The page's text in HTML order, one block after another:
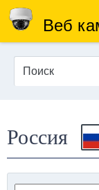
Веб
Россия